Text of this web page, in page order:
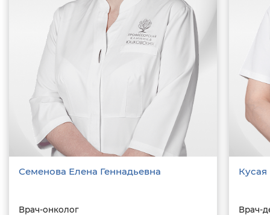
Семенова Елена Геннадьевна
Врач-онколог
Кусая
Врач-